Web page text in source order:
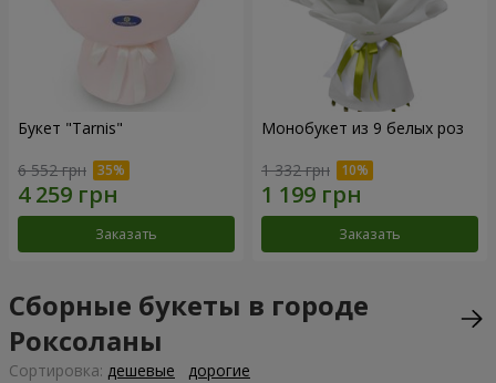
Букет "Tarnis"
6 552 грн
Заказать
Монобукет из 9 белых роз
1 332 грн
Заказать
Сборные букеты в городе
Роксоланы
Cортировка: дешевые дорогие